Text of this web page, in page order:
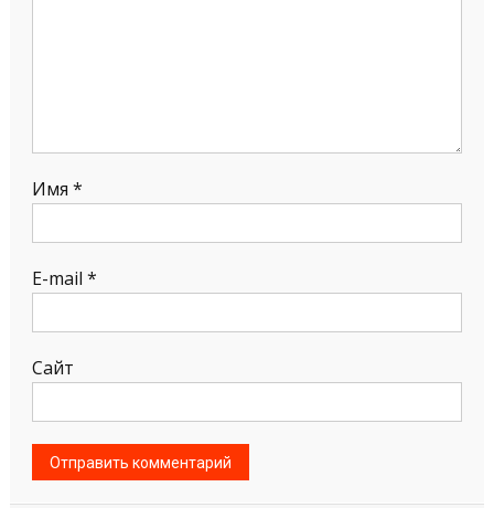
Имя *
E-mail *
Сайт